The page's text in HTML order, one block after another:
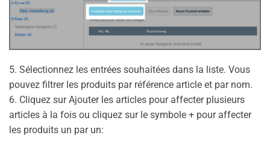
5. Sélectionnez les entrées souhaitées dans la liste. Vous
pouvez filtrer les produits par référence article et par nom.
6. Cliquez sur Ajouter les articles pour affecter plusieurs
articles à la fois ou cliquez sur le symbole + pour affecter
les produits un par un: